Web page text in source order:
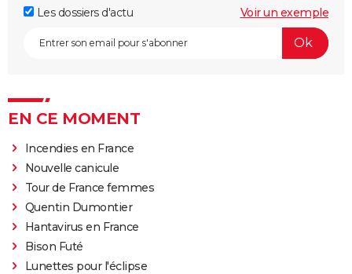
Les dossiers d'actu
Voir un exemple
EN CE MOMENT
Incendies en France
Nouvelle canicule
Tour de France femmes
Quentin Dumontier
Hantavirus en France
Bison Futé
Lunettes pour l'éclipse